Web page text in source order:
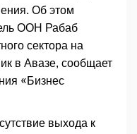
Об этом
ООН Рабаб
сектора на
в Авазе, сообщает
«Бизнес
выхода к